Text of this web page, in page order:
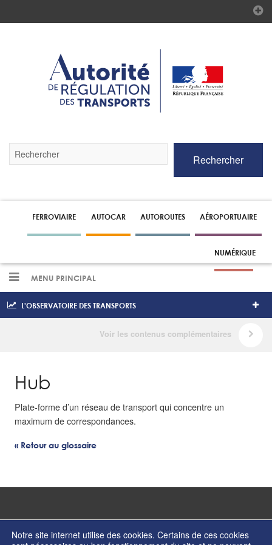
par
pour
recherche
Rechercher
FERROVIAIRE AUTOCAR AUTOROUTES AÉROPORTUAIRE
NUMÉRIQUE
MENU PRINCIPAL
L'OBSERVATOIRE DES TRANSPORTS
Hub
Plate-forme d’un réseau de transport qui concentre un
maximum de correspondances.
« Retour au glossaire
Notre site internet utilise des cookies. Certains de ces cookies